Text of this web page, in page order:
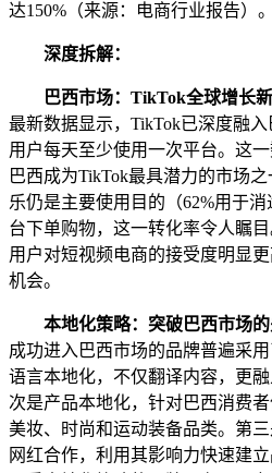
达150%（来源：电商行业报告）。
深度拆解：
巴西市场：TikTok全球增长
最新数据显示，TikTok已深度融
用户每天至少使用一次平台。这
巴西成为TikTok最具潜力的市场
乐仍是主要使用目的（62%用于
台下单购物，这一转化率令人瞩
用户对短视频电商的接受度明显
机会。
本地化策略：突破巴西市场
成功进入巴西市场的品牌普遍采
语言本地化，不仅翻译内容，更
次是产品本地化，针对巴西消费
美妆、时尚和运动装备品类。第
网红合作，利用其影响力快速建